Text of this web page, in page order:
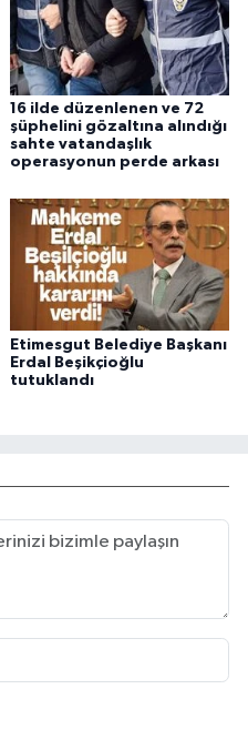
16 ilde düzenlenen ve 72
şüphelini gözaltına alındığı
sahte vatandaşlık
operasyonun perde arkası
Etimesgut Belediye Başkanı
Erdal Beşikçioğlu
tutuklandı